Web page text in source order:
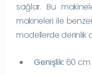
sağlar. Bu
makineleri ile
modellerde derinlik
Genişlik: 60 cm